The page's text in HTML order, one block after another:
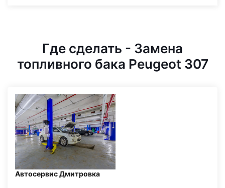
Где сделать - Замена
топливного бака Peugeot 307
Автосервис Дмитровка